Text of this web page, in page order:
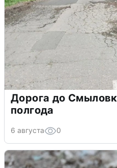
Дорога до
полгода
6 августа 0